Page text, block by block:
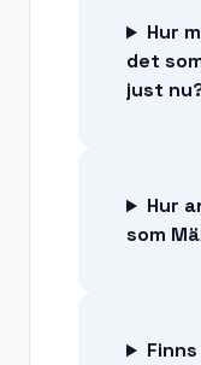
Hur
det
just
Hur
som